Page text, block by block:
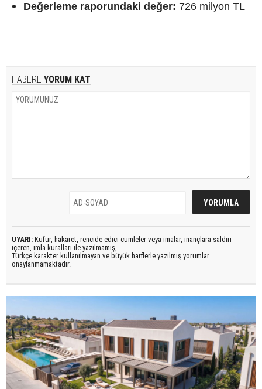
Değerleme raporundaki değer: 726 milyon TL
HABERE YORUM KAT
UYARI: Küfür, hakaret, rencide edici cümleler veya imalar, inançlara saldırı
içeren, imla kuralları ile yazılmamış,
Türkçe karakter kullanılmayan ve büyük harflerle yazılmış yorumlar
onaylanmamaktadır.